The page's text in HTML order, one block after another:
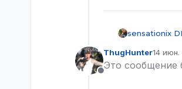
sensationix
Не в сети
ThugHunter14 июн.
Это сообщение